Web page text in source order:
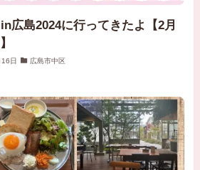
広島2024に行ってきたよ【2月
日 広島市中区